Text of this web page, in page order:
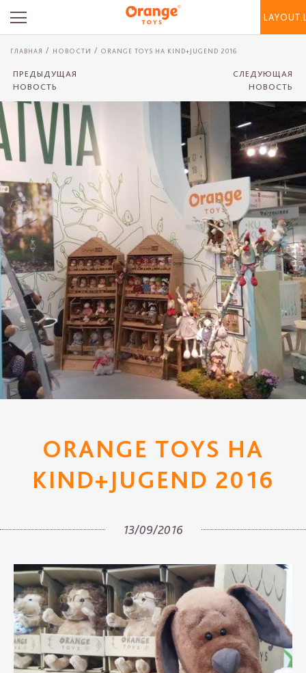
ГЛАВНАЯ НОВОСТИ ORANGE TOYS НА KIND+JUGEND 2016
ПРЕДЫДУЩАЯ
НОВОСТЬ
СЛЕДУЮЩАЯ
НОВОСТЬ
ORANGE TOYS НА
KIND+JUGEND 2016
13/09/2016